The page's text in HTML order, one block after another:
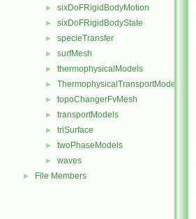
► sixDoFRigidBodyMotion
► sixDoFRigidBodyState
► specieTransfer
► surfMesh
► thermophysicalModels
► ThermophysicalTransportModels
► topoChangerFvMesh
► transportModels
► triSurface
► twoPhaseModels
► waves
► File Members